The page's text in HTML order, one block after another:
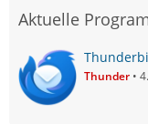
Aktuelle
Thunder